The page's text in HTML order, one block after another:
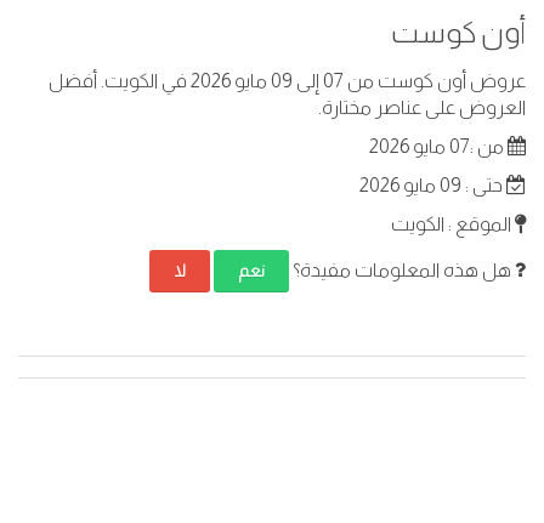
أون كوست
عروض أون كوست من 07 إلى 09 مايو 2026 في الكويت. أفضل
العروض على عناصر مختارة.
من :07 مايو 2026
حتى : 09 مايو 2026
الموقع : الكويت
هل هذه المعلومات مفيدة؟ نعم لا